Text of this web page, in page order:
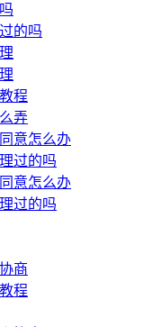
的吗
程
弄
意怎么办
过的吗
意怎么办
过的吗
商
程